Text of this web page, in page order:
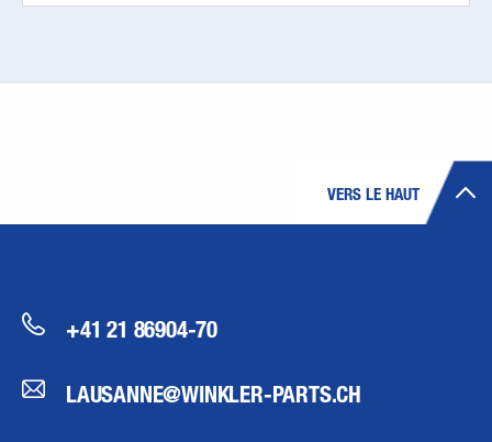
VERS LE HAUT
+41 21 86904-70
LAUSANNE@WINKLER-PARTS.CH